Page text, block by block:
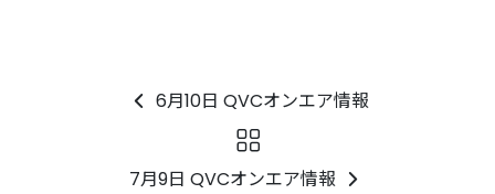
6月10日 QVCオンエア情報
7月9日 QVCオンエア情報